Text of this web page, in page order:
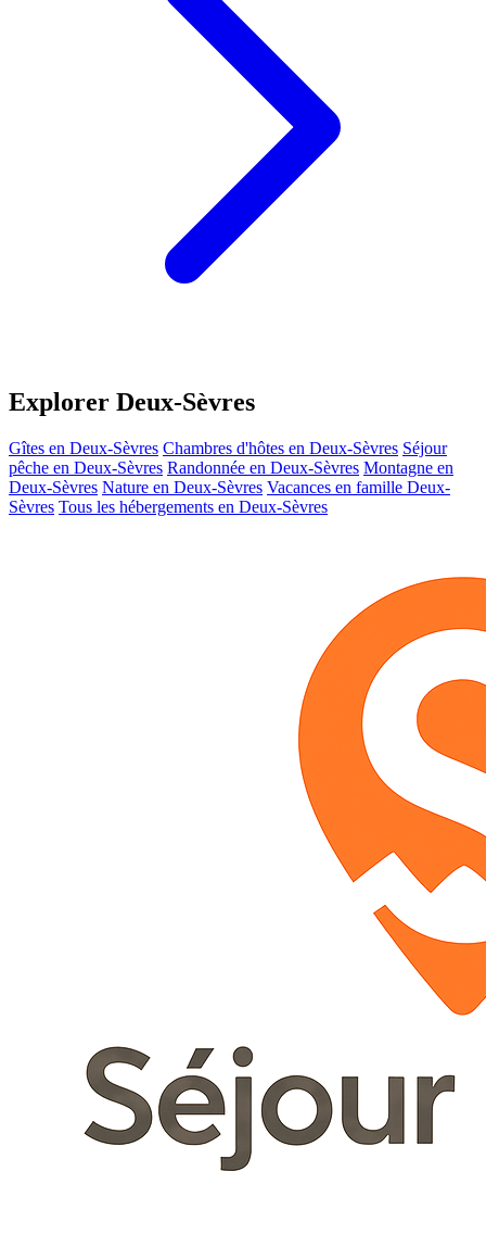
Explorer Deux-Sèvres
Gîtes en Deux-Sèvres Chambres d'hôtes en Deux-Sèvres Séjour
pêche en Deux-Sèvres Randonnée en Deux-Sèvres Montagne en
Deux-Sèvres Nature en Deux-Sèvres Vacances en famille Deux-
Sèvres Tous les hébergements en Deux-Sèvres